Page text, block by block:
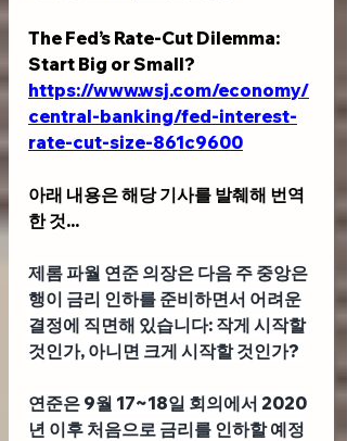
The Fed’s Rate-Cut Dilemma:
Start Big or Small?
https://www.wsj.com/economy/
central-banking/fed-interest-
rate-cut-size-861c9600
아래 내용은 해당 기사를 발췌해 번역
한 것...
제롬 파월 연준 의장은 다음 주 중앙은
행이 금리 인하를 준비하면서 어려운
결정에 직면해 있습니다: 작게 시작할
것인가, 아니면 크게 시작할 것인가?
연준은 9월 17~18일 회의에서 2020
년 이후 처음으로 금리를 인하할 예정